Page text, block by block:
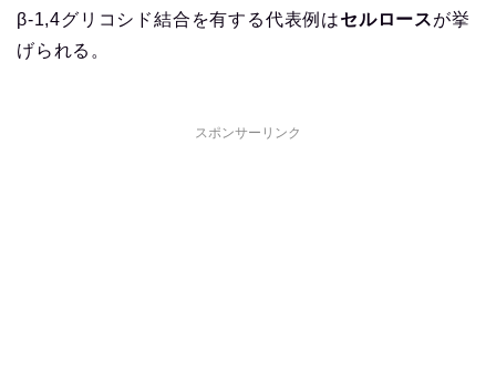
β-1,4グリコシド結合を有する代表例はセルロースが挙
げられる。
スポンサーリンク